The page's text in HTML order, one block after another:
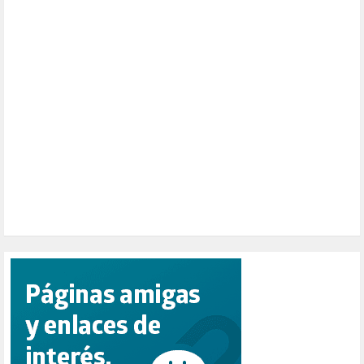
PUERTO DE VALENCIA (1)
RACISMO (1)
RELIGIÓN (114)
REPUBLICA (1)
SALUD (108)
SENSIBILIZACIÓN (576)
SINDICATOS (12)